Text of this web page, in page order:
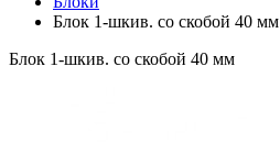
Блок 1-шкив. со скобой 40 мм
Блок 1-шкив. со скобой 40 мм